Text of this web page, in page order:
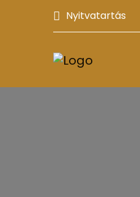
Nyitvatartás